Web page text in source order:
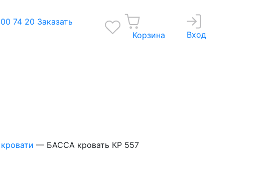
74 20 Заказать
Корзина Вход
— БАССА кровать КР 557